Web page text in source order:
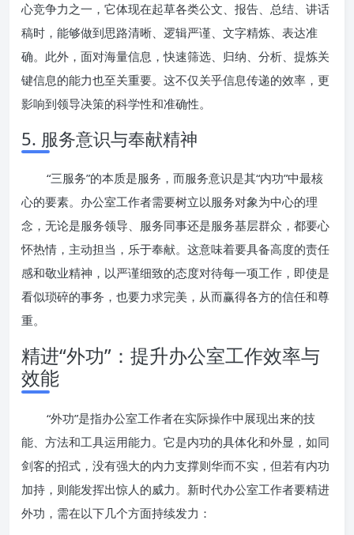
心竞争力之一，它体现在起草各类公文、报告、总结、讲话
稿时，能够做到思路清晰、逻辑严谨、文字精炼、表达准
确。此外，面对海量信息，快速筛选、归纳、分析、提炼关
键信息的能力也至关重要。这不仅关乎信息传递的效率，更
影响到领导决策的科学性和准确性。
5. 服务意识与奉献精神
“三服务”的本质是服务，而服务意识是其“内功”中最核
心的要素。办公室工作者需要树立以服务对象为中心的理
念，无论是服务领导、服务同事还是服务基层群众，都要心
怀热情，主动担当，乐于奉献。这意味着要具备高度的责任
感和敬业精神，以严谨细致的态度对待每一项工作，即使是
看似琐碎的事务，也要力求完美，从而赢得各方的信任和尊
重。
精进“外功”：提升办公室工作效率与
效能
“外功”是指办公室工作者在实际操作中展现出来的技
能、方法和工具运用能力。它是内功的具体化和外显，如同
剑客的招式，没有强大的内力支撑则华而不实，但若有内功
加持，则能发挥出惊人的威力。新时代办公室工作者要精进
外功，需在以下几个方面持续发力：